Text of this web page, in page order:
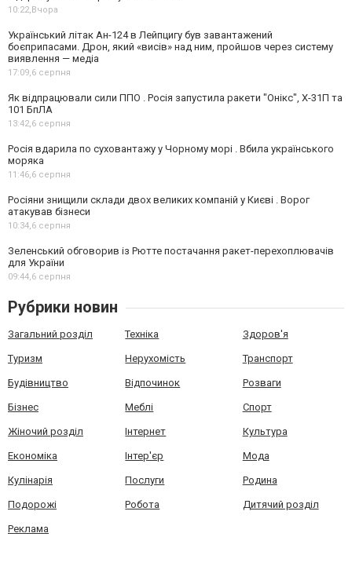
10:22,Вчора
Український літак Ан-124 в Лейпцигу був завантажений
боєприпасами. Дрон, який «висів» над ним, пройшов через систему
виявлення — медіа
17:09,6 серпня
Як відпрацювали сили ППО . Росія запустила ракети "Онікс", Х-31П та
101 БпЛА
13:42,6 серпня
Росія вдарила по суховантажу у Чорному морі . Вбила українського
моряка
11:46,6 серпня
Росіяни знищили склади двох великих компаній у Києві . Ворог
атакував бізнеси
10:34,6 серпня
Зеленський обговорив із Рютте постачання ракет-перехоплювачів
для України
09:44,6 серпня
Рубрики новин
Загальний розділ Техніка Здоров'я
Туризм Нерухомість Транспорт
Будівництво Відпочинок Розваги
Бізнес Меблі Спорт
Жіночий розділ Інтернет Культура
Економіка Інтер'єр Мода
Кулінарія Послуги Родина
Подорожі Робота Дитячий розділ
Реклама